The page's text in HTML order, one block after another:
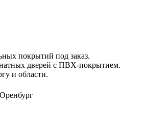
покрытий под заказ.
дверей с ПВХ-покрытием.
и области.